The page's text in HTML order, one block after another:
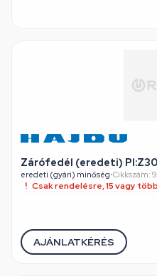
Zárófedél (eredeti)
eredeti (gyári) minőség•Cikkszám:
Csak rendelésre, 15 vagy
AJÁNLATKÉRÉS